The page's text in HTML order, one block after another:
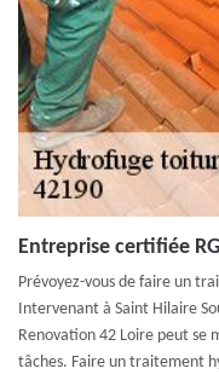
Entreprise certifiée
Prévoyez-vous de faire un
Intervenant à Saint Hilaire
Renovation 42 Loire peut se
tâches. Faire un traitement